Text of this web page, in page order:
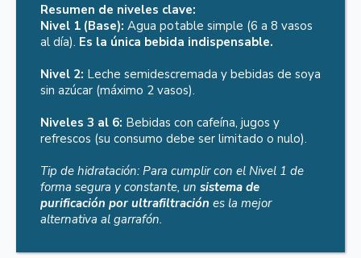
Resumen de niveles clave:
Nivel 1 (Base): Agua potable simple (6 a 8 vasos
al día). Es la única bebida indispensable.
Nivel 2: Leche semidescremada y bebidas de soya
sin azúcar (máximo 2 vasos).
Niveles 3 al 6: Bebidas con cafeína, jugos y
refrescos (su consumo debe ser limitado o nulo).
Tip de hidratación: Para cumplir con el Nivel 1 de
forma segura y constante, un sistema de
purificación por ultrafiltración es la mejor
alternativa al garrafón.